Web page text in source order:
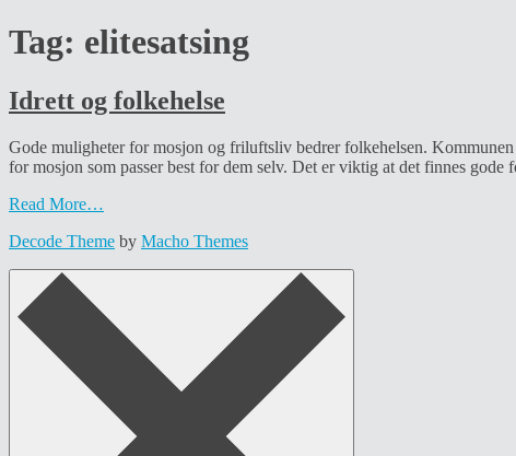
Tag: elitesatsing
Idrett og folkehelse
Gode muligheter for mosjon og friluftsliv bedrer folkehelsen.
for mosjon som passer best for dem selv. Det er viktig at det finnes gode
Read More…
Decode Theme by Macho Themes